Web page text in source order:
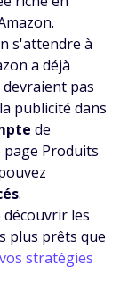
s'attendre à
a déjà
pas
publicité dans
de
Produits
.
les
plus prêts que
stratégies